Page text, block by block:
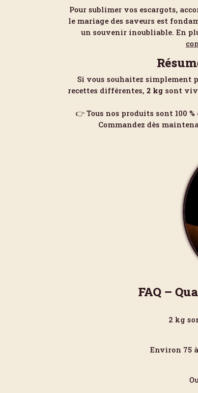
Pour sublimer vos escargots,
le mariage des saveurs est
un souvenir inoubliable. En
Si vous souhaitez simplement
recettes différentes, 2 kg sont
👉 Tous nos produits sont 100
Commandez dès
FAQ –
2 kg
Environ 75